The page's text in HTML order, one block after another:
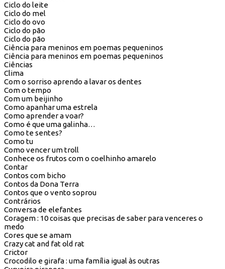
Ciclo do leite
Ciclo do mel
Ciclo do ovo
Ciclo do pão
Ciclo do pão
Ciência para meninos em poemas pequeninos
Ciência para meninos em poemas pequeninos
Ciências
Clima
Com o sorriso aprendo a lavar os dentes
Com o tempo
Com um beijinho
Como apanhar uma estrela
Como aprender a voar?
Como é que uma galinha…
Como te sentes?
Como tu
Como vencer um troll
Conhece os frutos com o coelhinho amarelo
Contar
Contos com bicho
Contos da Dona Terra
Contos que o vento soprou
Contrários
Conversa de elefantes
Coragem : 10 coisas que precisas de saber para venceres o
medo
Cores que se amam
Crazy cat and fat old rat
Crictor
Crocodilo e girafa : uma família igual às outras